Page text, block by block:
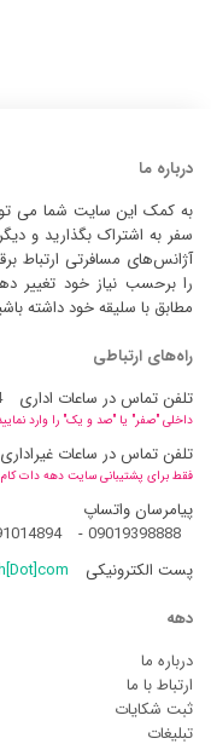
درباره ما
به کمک این سایت شما می
سفر به اشتراک بگذارید و
آژانس‌های مسافرتی ارتباط
را برحسب نیاز خود تغییر
مطابق با سلیقه خود داشته
راه‌های ارتباطی
تلفن تماس در ساعات اداری
داخلی "صفر" یا "صد و یک" را وارد
تلفن تماس در ساعات غیراداری
فقط برای پشتیبانی سایت دهه دات کام
پیامرسان واتساپ
09019398888
-
پست الکترونیکی
دهه
درباره ما
ارتباط با ما
ثبت شکایات
تبلیغات